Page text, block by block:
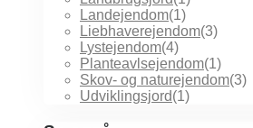
Landejendom(1)
Liebhaverejendom(3)
Lystejendom(4)
Planteavlsejendom(1)
Skov- og naturejendom(3)
Udviklingsjord(1)